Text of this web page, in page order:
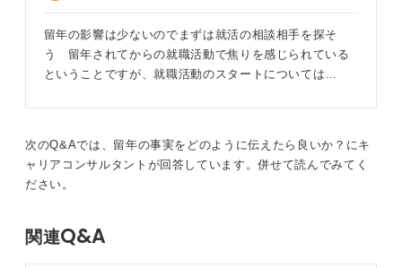
留年の影響は少ないのでまずは就活の相談相手を探そ
う 留年されてからの就職活動で焦りを感じられている
ということですが、就職活動のスタートについては…
次のQ&Aでは、 留年の事実をどのように伝えたら良いか？にキ
ャリアコンサルタントが回答しています。併せて読んでみてく
ださい。
関連Q&A